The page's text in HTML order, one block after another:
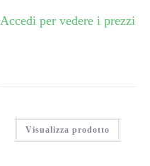
Accedi per vedere i prezzi
Visualizza prodotto